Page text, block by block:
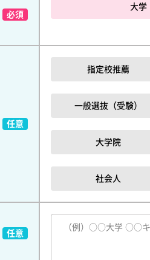
大学
指定校推薦
一般選抜（受験）
大学院
社会人